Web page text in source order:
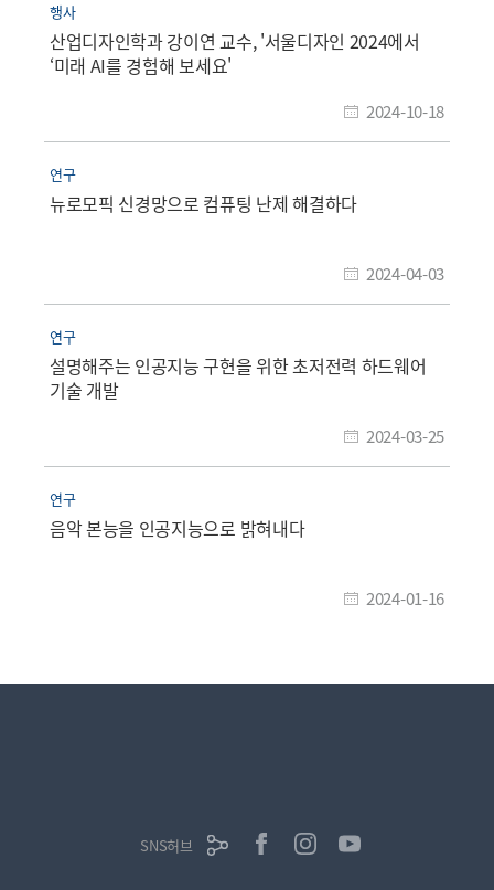
행사
산업디자인학과 강이연 교수, '서울디자인 2024에서
‘미래 AI를 경험해 보세요'
2024-10-18
연구
뉴로모픽 신경망으로 컴퓨팅 난제 해결하다
2024-04-03
연구
설명해주는 인공지능 구현을 위한 초저전력 하드웨어
기술 개발
2024-03-25
연구
음악 본능을 인공지능으로 밝혀내다
2024-01-16
SNS허브